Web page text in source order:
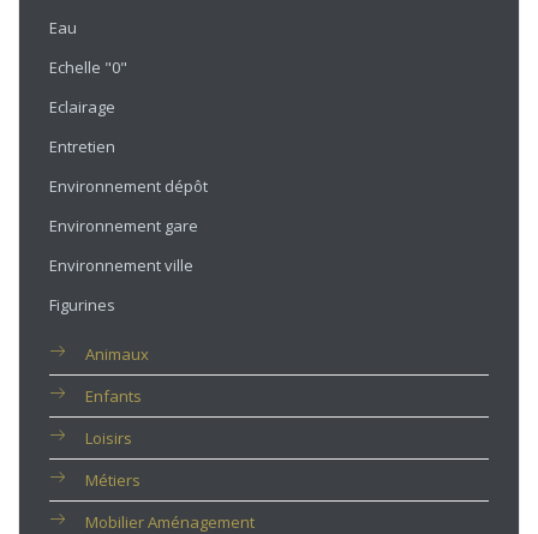
Eau
Echelle "0"
Eclairage
Entretien
Environnement dépôt
Environnement gare
Environnement ville
Figurines
Animaux
Enfants
Loisirs
Métiers
Mobilier Aménagement